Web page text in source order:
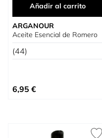
Añadir al carrito
ARGANOUR
Aceite Esencial de Romero
(44)
6,95 €